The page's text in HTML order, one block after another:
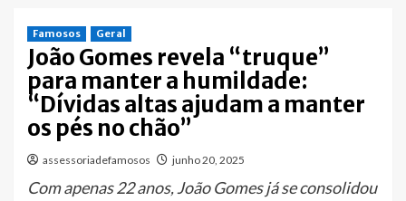
Famosos Geral
João Gomes revela “truque”
para manter a humildade:
“Dívidas altas ajudam a manter
os pés no chão”
assessoriadefamosos junho 20, 2025
Com apenas 22 anos, João Gomes já se consolidou